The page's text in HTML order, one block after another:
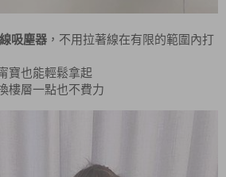
吸塵器 ，不用拉著線在有限的範圍內打
寶也能輕鬆拿起
樓層一點也不費力